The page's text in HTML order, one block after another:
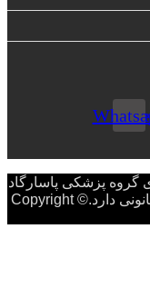
گروه پزشکی پاسارگاد
محفوظ بوده و هرگونه کپی برداری پیگرد قانونی دارد.Copyright ©